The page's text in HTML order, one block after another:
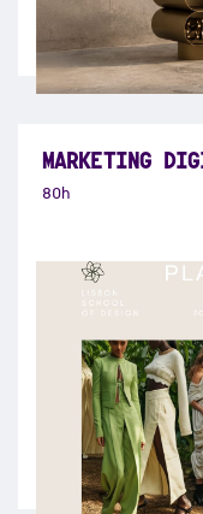
MARKETING
80h